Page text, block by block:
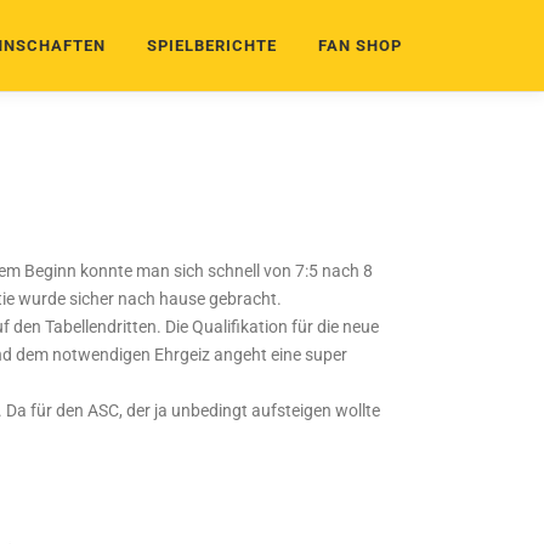
SPIELBERICHTE FAN SHOP
Beginn konnte man sich schnell von 7:5 nach 8
wurde sicher nach hause gebracht.
Tabellendritten. Die Qualifikation für die neue
dem notwendigen Ehrgeiz angeht eine super
für den ASC, der ja unbedingt aufsteigen wollte